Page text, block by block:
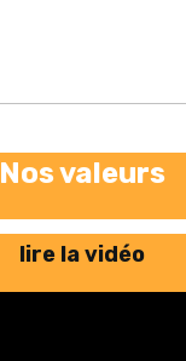
Nos valeurs
lire la vidéo